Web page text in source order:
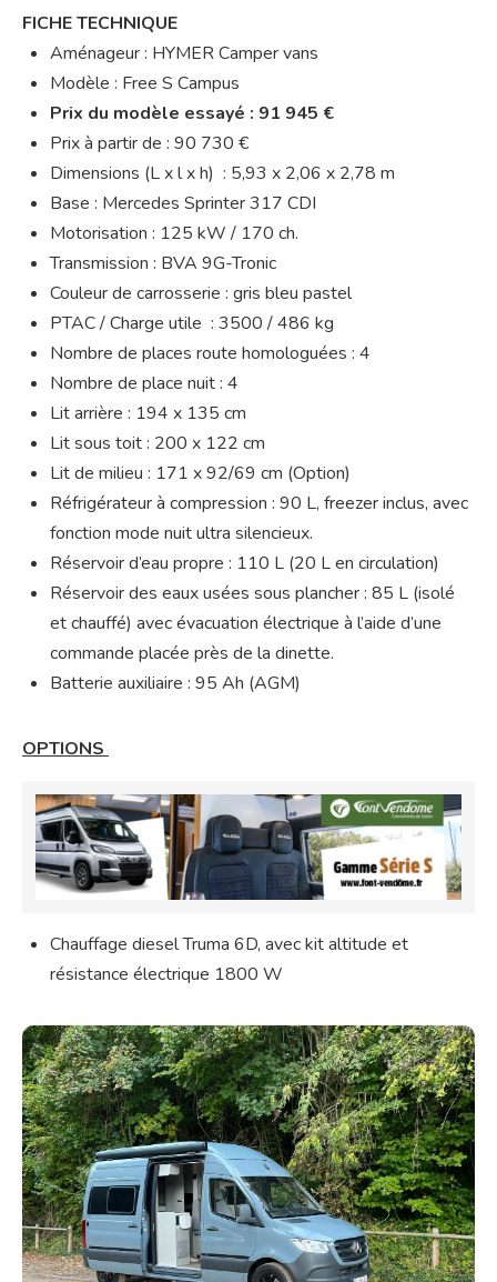
FICHE TECHNIQUE
Aménageur : HYMER Camper vans
Modèle : Free S Campus
Prix du modèle essayé : 91 945 €
Prix à partir de : 90 730 €
Dimensions (L x l x h) : 5,93 x 2,06 x 2,78 m
Base : Mercedes Sprinter 317 CDI
Motorisation : 125 kW / 170 ch.
Transmission : BVA 9G-Tronic
Couleur de carrosserie : gris bleu pastel
PTAC / Charge utile : 3500 / 486 kg
Nombre de places route homologuées : 4
Nombre de place nuit : 4
Lit arrière : 194 x 135 cm
Lit sous toit : 200 x 122 cm
Lit de milieu : 171 x 92/69 cm (Option)
Réfrigérateur à compression : 90 L, freezer inclus, avec
fonction mode nuit ultra silencieux.
Réservoir d’eau propre : 110 L (20 L en circulation)
Réservoir des eaux usées sous plancher : 85 L (isolé
et chauffé) avec évacuation électrique à l’aide d’une
commande placée près de la dinette.
Batterie auxiliaire : 95 Ah (AGM)
OPTIONS
Chauffage diesel Truma 6D, avec kit altitude et
résistance électrique 1800 W